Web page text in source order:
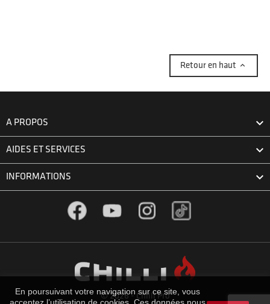
Retour en haut 
A PROPOS 
AIDES ET SERVICES 
INFORMATIONS 
Facebook YouTube Instagram
En poursuivant votre navigation sur ce site, vous
© 2026 - Chilli Pro